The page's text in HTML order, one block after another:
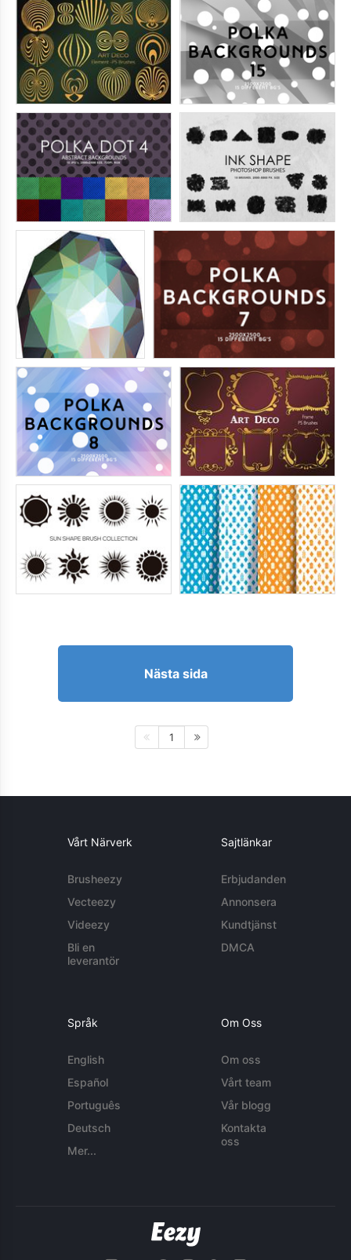
Nästa sida
1
Vårt Närverk
Brusheezy
Vecteezy
Videezy
Bli en
leverantör
Sajtlänkar
Erbjudanden
Annonsera
Kundtjänst
DMCA
Språk
English
Español
Português
Deutsch
Mer...
Om Oss
Om oss
Vårt team
Vår blogg
Kontakta
oss